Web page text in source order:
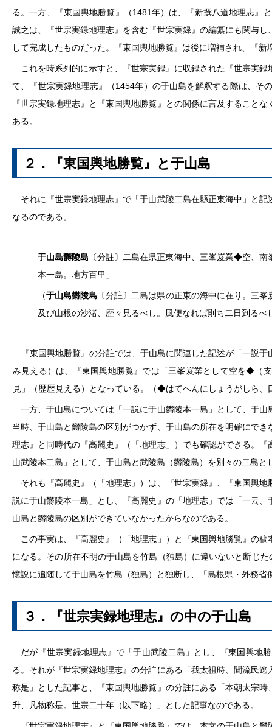
る。一方、『東国輿地勝覧』（1481年）は、『新撰八道地理志』
誠之は、『世宗実録地理志』を含む『世宗実録』の編纂にも関与
して完成したものだった。『東国輿地勝覧』は後に増補され、『
これを時系列的に示すと、『世宗実録』に収録された『世宗実
て、『世宗実録地理志』（1454年）の于山島を解釈する際は、そ
『世宗実録地理志』と『東国輿地勝覧』との関係に言及すること
ある。
２．『東国輿地勝覧』と于山島
それに『世宗実録地理志』で「于山武陵二島在縣正東海中」と
なるのである。
于山島欝陵島 〔分註〕二島在県正東海中、三峯岌業◆空、
本一島。地方百里」
（于山島欝陵島 〔分註〕二島は県の正東の海中に在り。三
及び山根の沙渚、歴々見るべし。風便なれば則ち二日到る
『東国輿地勝覧』の分註では、于山島に関連した記述が「一説
み見える）は、『東国輿地勝覧』では「三峯岌業として空を◆（
見」（歴歴見える）となっている。（◆はてへんにしょうがしら、
一方、于山島については「一説に于山欝陵本一島」として、于
当時、于山島と欝陵島の区別がつかず、于山島の所在を明確にで
理志』と同時代の『高麗史』（「地理志」）でも確認ができる。
山武陵本二島」として、于山島と武陵島（欝陵島）を別々の二島と
それも『高麗史』（「地理志」）は、『世宗実録』、『東国輿
説に于山欝陵本一島」とし、『高麗史』の「地理志」では「一云
山島と欝陵島の区別ができていなかったからなのである。
この事実は、『高麗史』（「地理志」）と『東国輿地勝覧』の
になる。その所在不明の于山島を竹島（独島）に違いないと断じた
憶説に追随して于山島を竹島（独島）と独断し、「島根県・外務省
３．『世宗実録地理志』の中の于山島
だが『世宗実録地理志』で「于山武陵二島」とし、『東国輿地
る。それが『世宗実録地理志』の分註にある「我太祖時、聞流民
称是」とした記事と、『東国輿地勝覧』の分註にある「本朝太宗
升、凡物称是。世宗二十年（以下略）」とした記事なのである。